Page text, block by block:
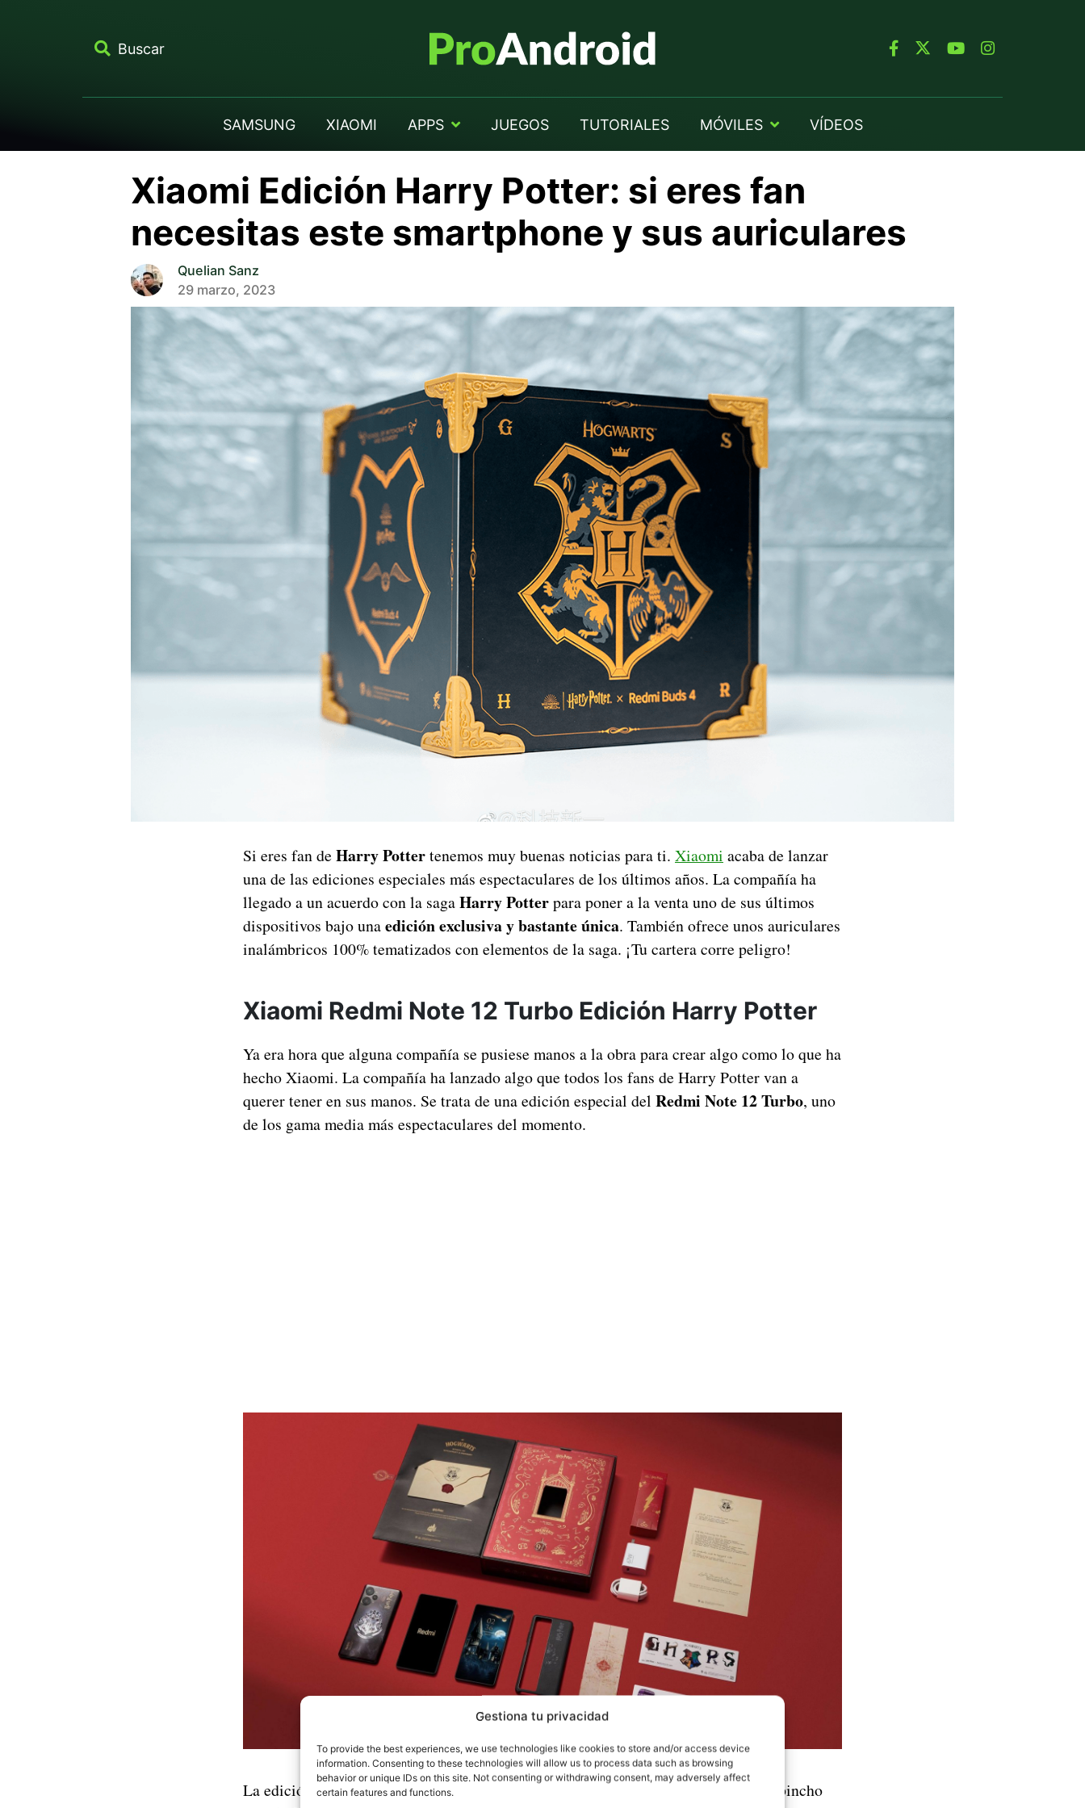
Gestiona tu privacidad
To provide the best experiences, we use technologies like cookies to store and/or access device
information. Consenting to these technologies will allow us to process data such as browsing
behavior or unique IDs on this site. Not consenting or withdrawing consent, may adversely affect
certain features and functions.
Buscar
SAMSUNG XIAOMI APPS JUEGOS TUTORIALES MÓVILES VÍDEOS
Xiaomi Edición Harry Potter: si eres fan
necesitas este smartphone y sus auriculares
Quelian Sanz
29 marzo, 2023
Si eres fan de Harry Pottertenemos muy buenas noticias para ti. Xiaomi acaba de lanzar
una de las ediciones especiales más espectaculares de los últimos años. La compañía ha
llegado a un acuerdo con la sagaHarry Potterpara poner a la venta uno de sus últimos
dispositivos bajo unaedición exclusiva y bastante única. También ofrece unos auriculares
inalámbricos 100% tematizados con elementos de la saga. ¡Tu cartera corre peligro!
Xiaomi Redmi Note 12 Turbo Edición Harry Potter
Ya era hora que alguna compañía se pusiese manos a la obra para crear algo como lo que ha
hecho Xiaomi. La compañía ha lanzado algo que todos los fans de Harry Potter van a
querer tener en sus manos. Se trata de una edición especial del Redmi Note 12 Turbo, uno
de los gama media más espectaculares del momento.
La edición Harry Potter llega con una gran caja 100% tematizada
, pegatinas, un pincho